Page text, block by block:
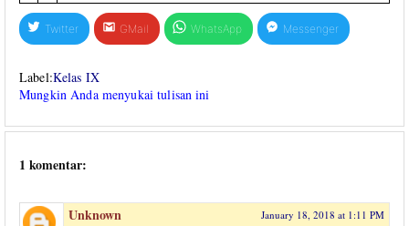
Twitter GMail WhatsApp Messenger
Label:Kelas IX
Mungkin Anda menyukai tulisan ini
1 komentar:
Unknown January 18, 2018 at 1:11 PM